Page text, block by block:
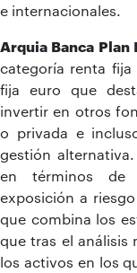
e internacionales.
Arquia Banca Plan
categoría renta
fija euro que
invertir en otros
o privada e
gestión
en términos de
exposición a
que combina los
que tras el análisis
los activos en los